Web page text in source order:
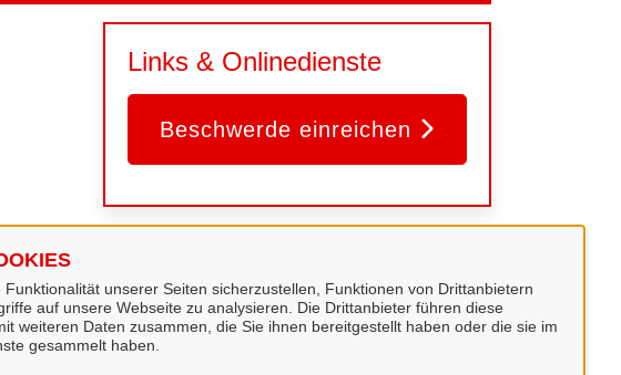
unserer Seiten sicherzustellen, Funktionen von Drittanbietern
auf unsere Webseite zu analysieren. Die Drittanbieter führen diese
weiteren Daten zusammen, die Sie ihnen bereitgestellt haben oder die sie im
gesammelt haben.
Links & Onlinedienste
Beschwerde einreichen
Amt 101 - Personal- und
Organisationsamt